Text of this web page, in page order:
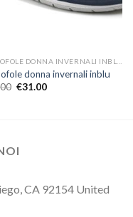
donna invernali inblu
€31.00
CA 92154 United